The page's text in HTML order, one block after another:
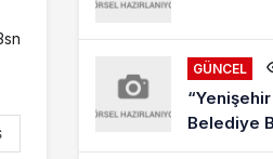
GÜNCEL
Belediye
Mehmet